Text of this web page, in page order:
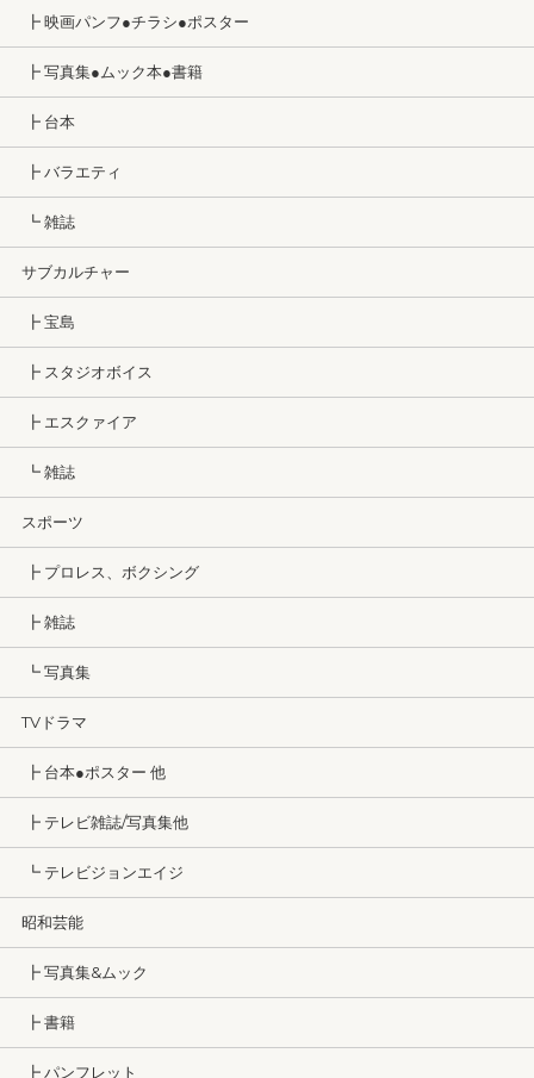
┣ 映画パンフ●チラシ●ポスター
┣ 写真集●ムック本●書籍
┣ 台本
┣ バラエティ
┗ 雑誌
サブカルチャー
┣ 宝島
┣ スタジオボイス
┣ エスクァイア
┗ 雑誌
スポーツ
┣ プロレス、ボクシング
┣ 雑誌
┗ 写真集
TVドラマ
┣ 台本●ポスター 他
┣ テレビ雑誌/写真集他
┗ テレビジョンエイジ
昭和芸能
┣ 写真集&ムック
┣ 書籍
┣ パンフレット